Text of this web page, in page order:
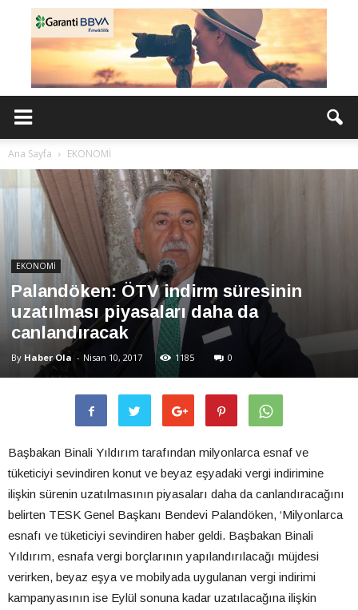
Ana Sayfa EKONOMİ
EKONOMİ
Palandöken: ÖTV indirm süresinin
uzatılması piyasaları daha da
canlandıracak
By Haber Ola - Nisan 10, 2017 1185 0
Başbakan Binali Yıldırım tarafından milyonlarca esnaf ve
tüketiciyi sevindiren konut ve beyaz eşyadaki vergi indirimine
ilişkin sürenin uzatılmasının piyasaları daha da canlandıracağını
belirten TESK Genel Başkanı Bendevi Palandöken, ‘Milyonlarca
esnafı ve tüketiciyi sevindiren haber geldi. Başbakan Binali
Yıldırım, esnafa vergi borçlarının yapılandırılacağı müjdesi
verirken, beyaz eşya ve mobilyada uygulanan vergi indirimi
kampanyasının ise Eylül sonuna kadar uzatılacağına ilişkin